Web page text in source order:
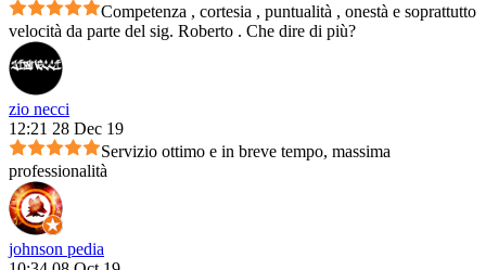
Competenza , cortesia , puntualità , onestà e soprattutto
velocità da parte del sig. Roberto . Che dire di più?
zio necci
12:21 28 Dec 19
Servizio ottimo e in breve tempo, massima
professionalità
johnson pedia